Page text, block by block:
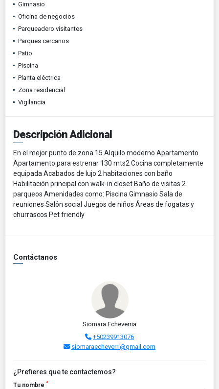
Gimnasio
Oficina de negocios
Parqueadero visitantes
Parques cercanos
Patio
Piscina
Planta eléctrica
Zona residencial
Vigilancia
Descripción Adicional
En el mejor punto de zona 15 Alquilo moderno Apartamento.
Apartamento para estrenar 130 mts2 Cocina completamente
equipada Acabados de lujo 2 habitaciones con baño
Habilitación principal con walk-in closet Baño de visitas 2
parqueos Amenidades como: Piscina Gimnasio Sala de
reuniones Salón social Juegos de niños Áreas de fogatas y
churrascos Pet friendly
Contáctanos
Siomara Echeverria
+50239913076
siomaraecheverri@gmail.com
¿Prefieres que te contactemos?
Tu nombre *